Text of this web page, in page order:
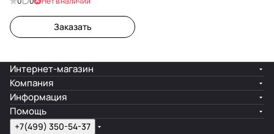
Заказать
Интернет-магазин
Компания
Информация
Помощь
+7(499) 350-54-37